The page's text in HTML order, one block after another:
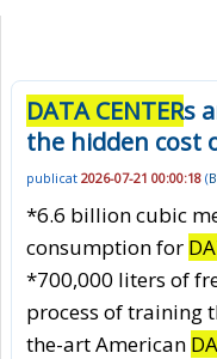
DATA CENTERs
the hidden cost
publicat 2026-07-21 00:00:18 (
*6.6 billion cubic
consumption for
*700,000 liters of
process of training
the-art American